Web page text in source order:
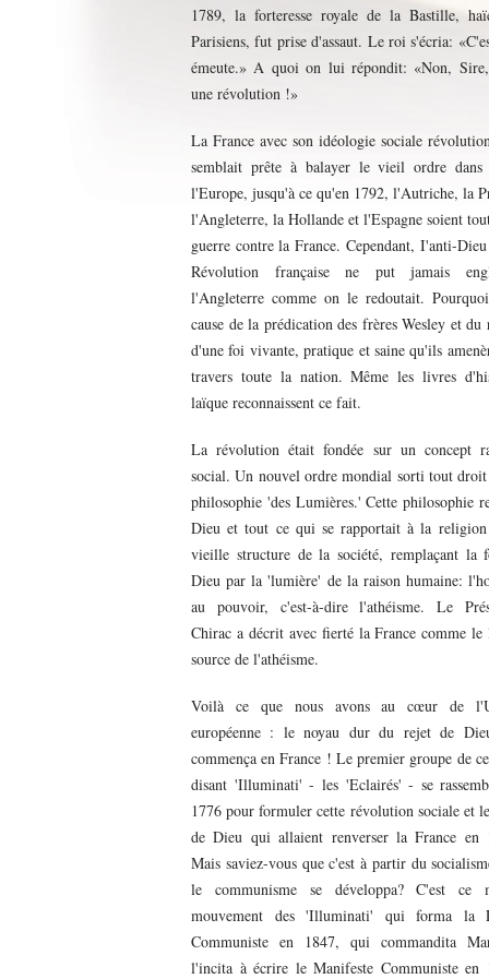
1789, la forteresse royale de la Bastille,
Parisiens, fut prise d'assaut. Le roi s'écria:
émeute.» A quoi on lui répondit: «Non,
une révolution !»
La France avec son idéologie sociale
semblait prête à balayer le vieil ordre dans
l'Europe, jusqu'à ce qu'en 1792, l'Autriche, la
l'Angleterre, la Hollande et l'Espagne soient
guerre contre la France. Cependant, I'anti-
Révolution française ne put jamais
l'Angleterre comme on le redoutait.
cause de la prédication des frères Wesley et du
d'une foi vivante, pratique et saine qu'ils
travers toute la nation. Même les livres
laïque reconnaissent ce fait.
La révolution était fondée sur un concept
social. Un nouvel ordre mondial sorti tout
philosophie 'des Lumières.' Cette philosophie
Dieu et tout ce qui se rapportait à la
vieille structure de la société, remplaçant la
Dieu par la 'lumière' de la raison humaine:
au pouvoir, c'est-à-dire l'athéisme. Le
Chirac a décrit avec fierté la France comme
source de l'athéisme.
Voilà ce que nous avons au cœur de
européenne : le noyau dur du rejet de
commença en France ! Le premier groupe de
disant 'Illuminati' - les 'Eclairés' - se
1776 pour formuler cette révolution sociale et
de Dieu qui allaient renverser la France en
Mais saviez-vous que c'est à partir du
le communisme se développa? C'est ce
mouvement des 'Illuminati' qui forma la
Communiste en 1847, qui commandita
l'incita à écrire le Manifeste Communiste en